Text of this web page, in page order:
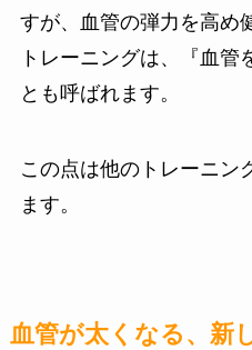
すが、血管の弾力を高め
トレーニングは、『血管
とも呼ばれます。
この点は他のトレーニン
ます。
血管が太くなる、新